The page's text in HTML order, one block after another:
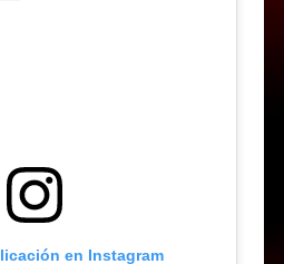
en Instagram